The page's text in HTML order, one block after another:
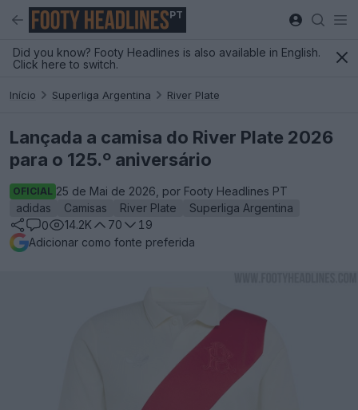
PT
Did you know? Footy Headlines is also available in English.
Click here to switch.
Início Superliga Argentina River Plate
Lançada a camisa do River Plate 2026
para o 125.º aniversário
OFICIAL 25 de Mai de 2026, por Footy Headlines PT
adidas
Camisas River Plate
Superliga Argentina
0
14.2K 70
19
Adicionar como fonte preferida